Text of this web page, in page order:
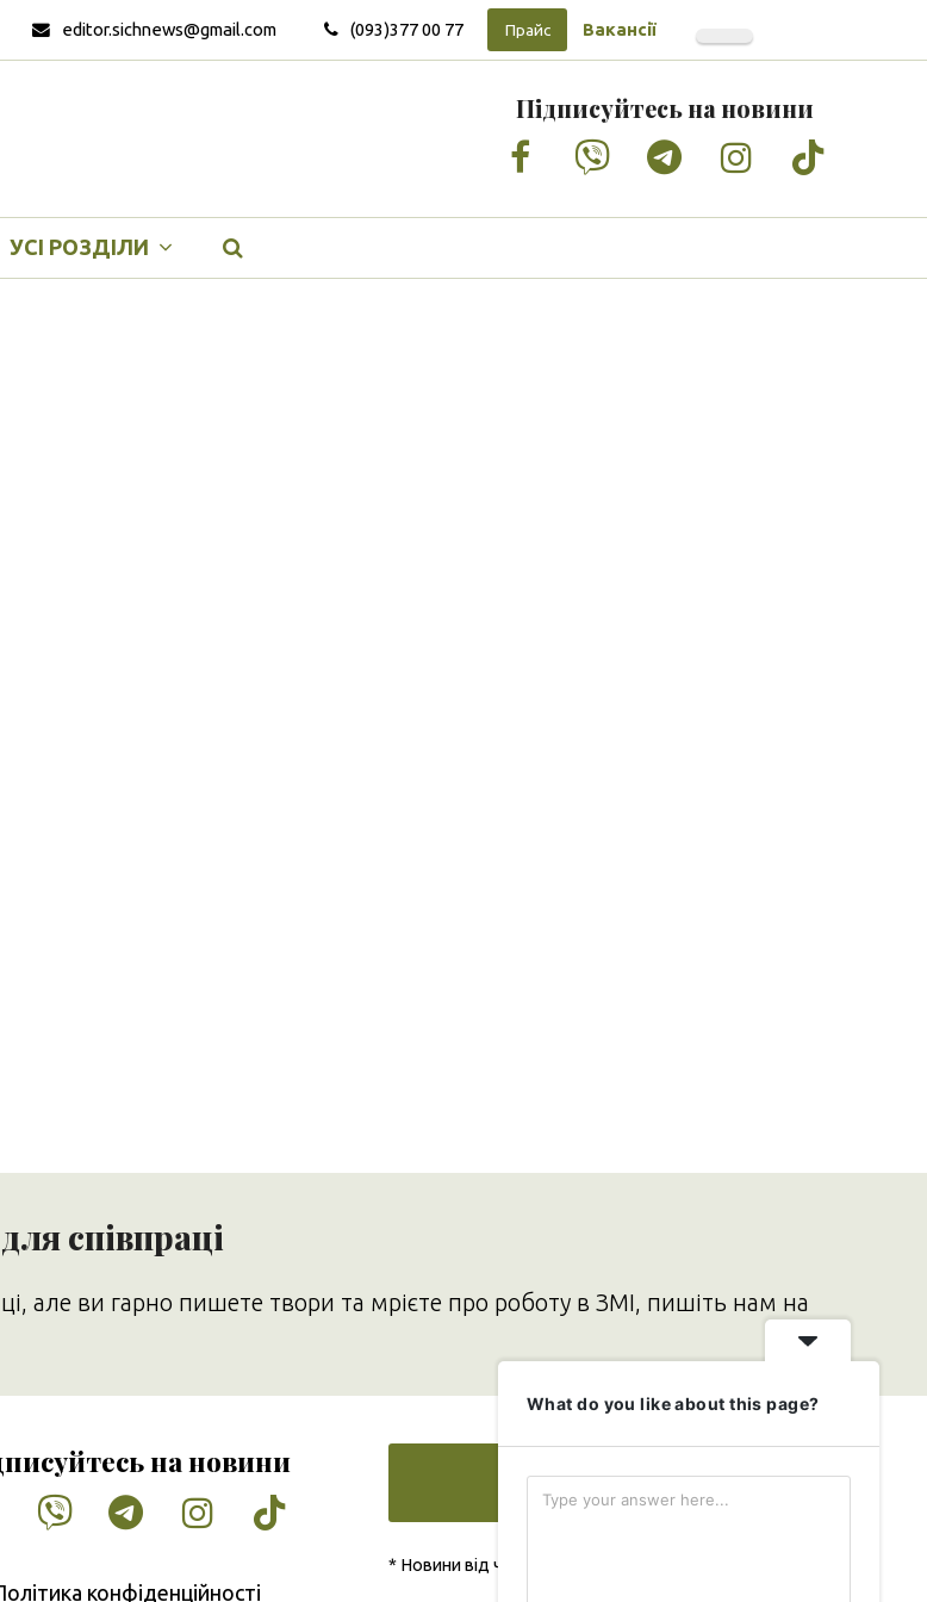
editor.sichnews@gmail.com (093)377 00 77 Прайс Вакансії
Підписуйтесь на новини
Facebook
VimeoTumblrInstagram
Tiktok
УСІ РОЗДІЛИ
співпраці
але ви гарно пишете твори та мрієте про роботу в ЗМІ, пишіть нам на
на новини
VimeoTumblrInstagram
Tiktok
конфіденційності
Додати свою новину
* Новини від читача публікуються безкоштовно
What do you like about this page?